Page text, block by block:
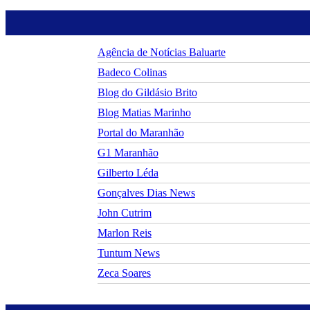
Agência de Notícias Baluarte
Badeco Colinas
Blog do Gildásio Brito
Blog Matias Marinho
Portal do Maranhão
G1 Maranhão
Gilberto Léda
Gonçalves Dias News
John Cutrim
Marlon Reis
Tuntum News
Zeca Soares